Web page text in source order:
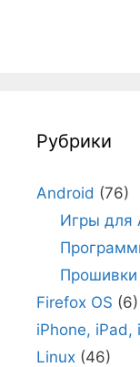
Рубрики
Android (76)
Игры для
Прошивки
Firefox OS (6)
iPhone, iPad,
Linux (46)